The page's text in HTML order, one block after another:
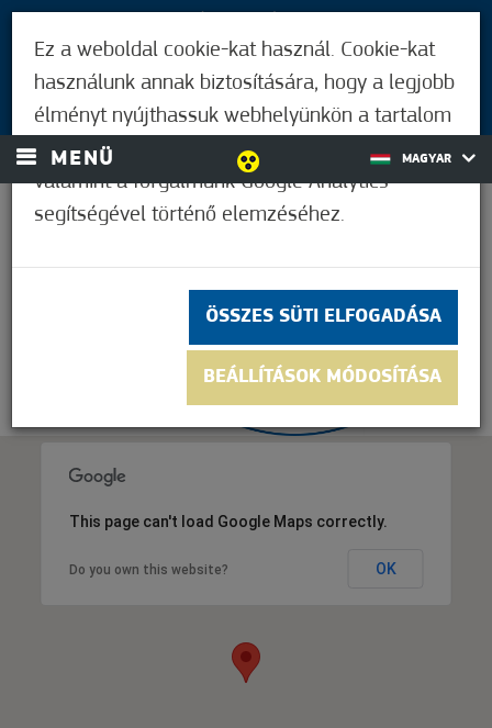
BEJELENTKEZÉS
MENÜ MAGYAR
This page can't load Google Maps correctly.
Do you own this website? OK
Ez a weboldal cookie-kat használ. Cookie-kat
használunk annak biztosítására, hogy a legjobb
élményt nyújthassuk webhelyünkön a tartalom
és a hirdetések személyre szabásához,
valamint a forgalmunk Google Analytics
segítségével történő elemzéséhez.
ÖSSZES SÜTI ELFOGADÁSA
BEÁLLÍTÁSOK MÓDOSÍTÁSA